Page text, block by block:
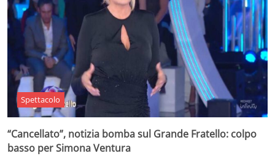
Spettacolo
“Cancellato”, notizia bomba sul Grande Fratello: colpo
basso per Simona Ventura